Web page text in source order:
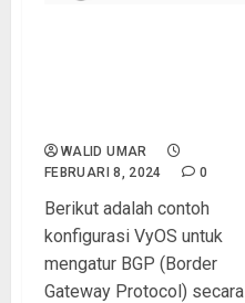
WALID UMAR
FEBRUARI 8, 2024
0
Berikut adalah contoh
konfigurasi VyOS untuk
mengatur BGP (Border
Gateway Protocol) secara